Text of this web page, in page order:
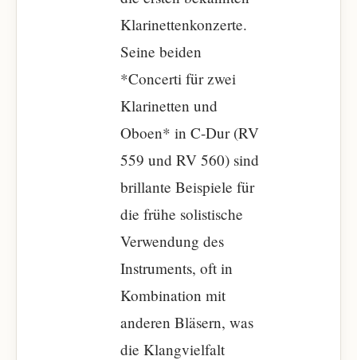
Klarinettenkonzerte.
Seine beiden
*Concerti für zwei
Klarinetten und
Oboen* in C-Dur (RV
559 und RV 560) sind
brillante Beispiele für
die frühe solistische
Verwendung des
Instruments, oft in
Kombination mit
anderen Bläsern, was
die Klangvielfalt